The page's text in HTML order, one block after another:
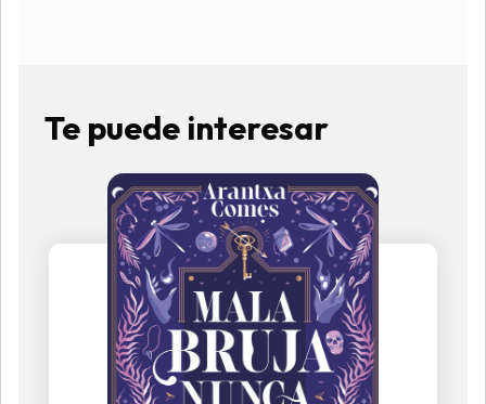
Te puede interesar